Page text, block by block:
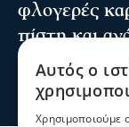
φλογερές
πίστη και
Με την δέουσα
ανάμνηση της
Χριστού & στην
πριν 3 λεπτά
Αυτός ο
Χρησιμοποιούμε